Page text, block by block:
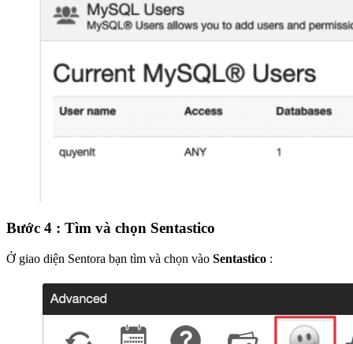
Bước 4 : Tìm và chọn Sentastico
Ở giao diện Sentora bạn tìm và chọn vào Sentastico :